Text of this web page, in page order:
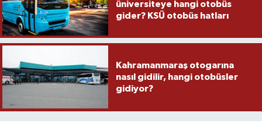
üniversiteye hangi otobüs
gider? KSÜ otobüs hatları
Kahramanmaraş otogarına
nasıl gidilir, hangi otobüsler
gidiyor?